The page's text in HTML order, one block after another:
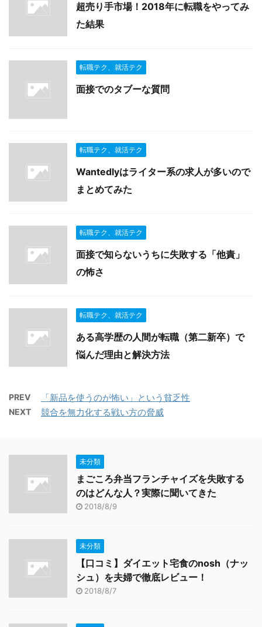
超売り手市場！2018年に転職をやってみ
た結果
転職テク、就活テク
面接でのタブーな質問
転職テク、就活テク
Wantedlyはライター系の求人が多いので
まとめてみた
転職テク、就活テク
面接で知らないうちに失敗する「他責」
の怖さ
転職テク、就活テク
ある高学歴の人間が転職（第二新卒）で
悩んだ理由と解決方法
PREV 「新品を使うのが怖い」という貧乏性
NEXT 競合を無力化する戦い方の脅威
未分類
まごころ弁当フランチャイズを失敗する
のはどんな人？実際に聞いてきた
2018/8/9
未分類
【口コミ】ダイエット宅食のnosh（ナッ
シュ）を夫婦で徹底レビュー！
2018/8/7